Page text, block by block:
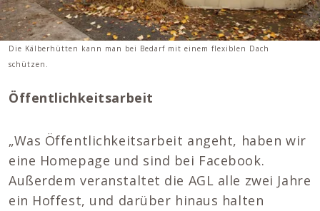
Die Kälberhütten kann man bei Bedarf mit einem flexiblen Dach
schützen.
Öffentlichkeitsarbeit
„Was Öffentlichkeitsarbeit angeht, haben wir
eine Homepage und sind bei Facebook.
Außerdem veranstaltet die AGL alle zwei Jahre
ein Hoffest, und darüber hinaus halten